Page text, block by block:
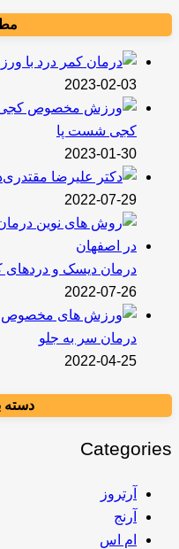
2023-02-03
کجی شست پا
2023-01-30
2022-07-29
درمان دیسک و دردهای
2022-07-26
درمان سر به جلو
2022-04-25
دسته
Categories
آرتروز
آرنج
ام اس